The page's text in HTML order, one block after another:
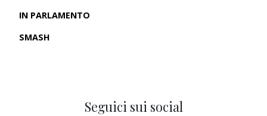
IN PARLAMENTO
SMASH
Seguici sui social